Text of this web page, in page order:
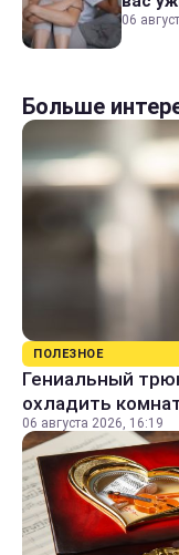
06
Больше
ПОЛЕЗНОЕ
Гениальный
охладить
06 августа 2026, 16:19